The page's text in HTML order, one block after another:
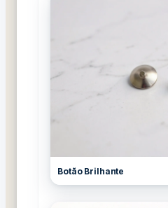
Botão Brilhante